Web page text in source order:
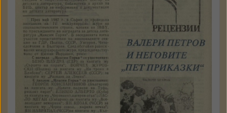
Красимир Кунчев
Валери Петров и неговите
"Пет приказки"
Деца, изкуство
1987
№ 4
стр. 58 - 59
Държател: Институт за